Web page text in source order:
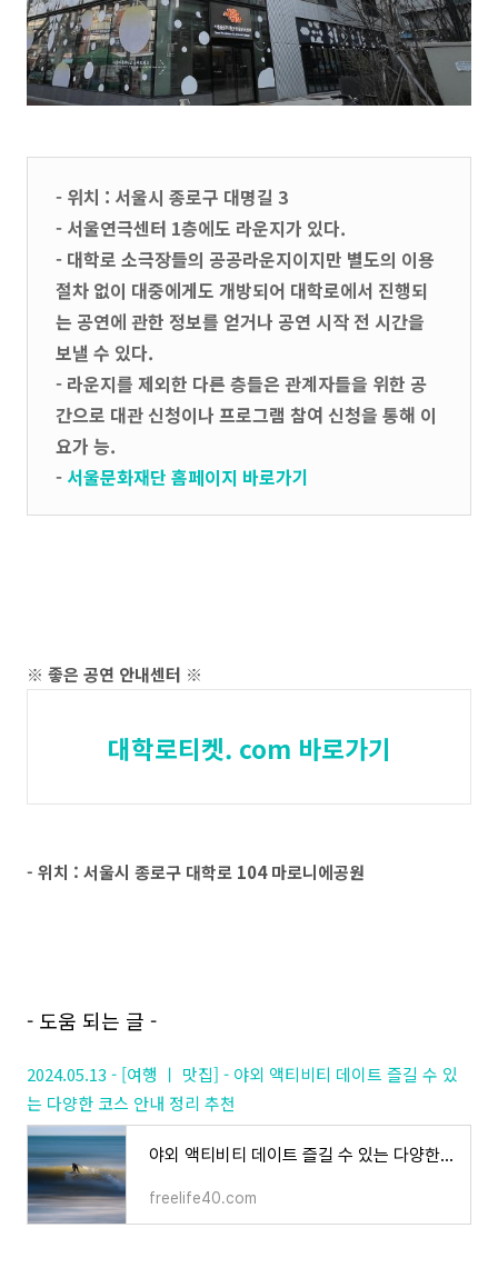
- 위치 : 서울시 종로구 대명길 3
- 서울연극센터 1층에도 라운지가 있다.
- 대학로 소극장들의 공공라운지이지만 별도의 이용
절차 없이 대중에게도 개방되어 대학로에서 진행되
는 공연에 관한 정보를 얻거나 공연 시작 전 시간을
보낼 수 있다.
- 라운지를 제외한 다른 층들은 관계자들을 위한 공
간으로 대관 신청이나 프로그램 참여 신청을 통해 이
요가 능.
- 서울문화재단 홈페이지 바로가기
※ 좋은 공연 안내센터 ※
대학로티켓. com 바로가기
- 위치 : 서울시 종로구 대학로 104 마로니에공원
- 도움 되는 글 -
2024.05.13 - [여행 ㅣ 맛집] - 야외 액티비티 데이트 즐길 수 있
는 다양한 코스 안내 정리 추천
야외 액티비티 데이트 즐길 수 있는 다양한 코스 안내 정리 추천
freelife40.com